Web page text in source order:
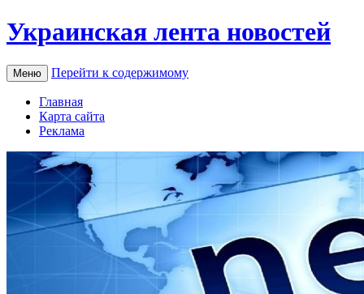
Украинская лента новостей
Меню Перейти к содержимому
Главная
Карта сайта
Реклама